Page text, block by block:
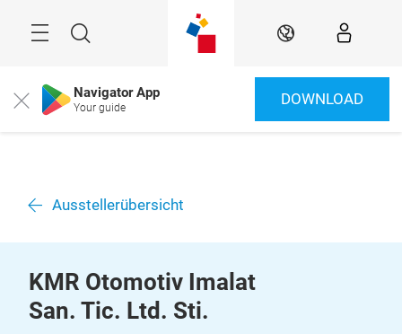
Suche DE
Close Navigator App
Your guide DOWNLOAD
Ausstellerübersicht
KMR Otomotiv Imalat
San. Tic. Ltd. Sti.